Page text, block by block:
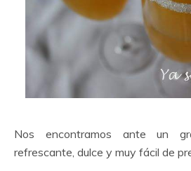
Nos encontramos ante un
refrescante, dulce y muy fácil de